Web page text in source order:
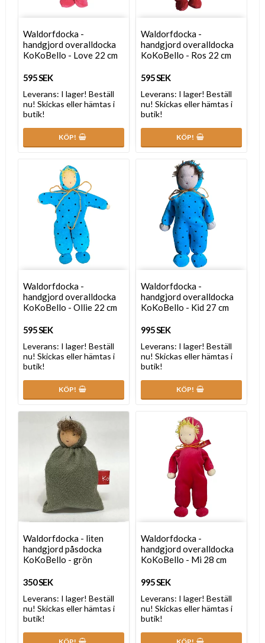
Waldorfdocka -
handgjord overalldocka
KoKoBello - Love 22 cm
595 SEK
Leverans: I lager! Beställ
nu! Skickas eller hämtas i
butik!
KÖP!
Waldorfdocka -
handgjord overalldocka
KoKoBello - Ros 22 cm
595 SEK
Leverans: I lager! Beställ
nu! Skickas eller hämtas i
butik!
KÖP!
Waldorfdocka -
handgjord overalldocka
KoKoBello - Ollie 22 cm
595 SEK
Leverans: I lager! Beställ
nu! Skickas eller hämtas i
butik!
KÖP!
Waldorfdocka -
handgjord overalldocka
KoKoBello - Kid 27 cm
995 SEK
Leverans: I lager! Beställ
nu! Skickas eller hämtas i
butik!
KÖP!
Waldorfdocka - liten
handgjord påsdocka
KoKoBello - grön
350 SEK
Leverans: I lager! Beställ
nu! Skickas eller hämtas i
butik!
Waldorfdocka -
handgjord overalldocka
KoKoBello - Mi 28 cm
995 SEK
Leverans: I lager! Beställ
nu! Skickas eller hämtas i
butik!